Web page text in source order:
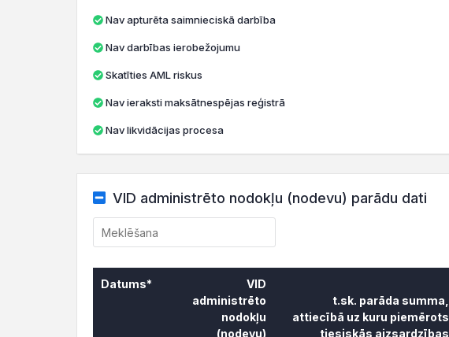
Nav apturēta saimnieciskā darbība
Nav darbības ierobežojumu
Skatīties AML riskus
Nav ieraksti maksātnespējas reģistrā
Nav likvidācijas procesa
VID administrēto nodokļu (nodevu) parādu dati
Datums*
VID
administrēto
nodokļu
(nodevu)
t.sk. parāda summa,
attiecībā uz kuru piemērots
tiesiskās aizsardzības